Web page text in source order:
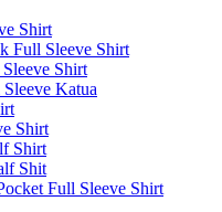
Shirt
Full Sleeve Shirt
Shirt
Katua
Shirt
Shirt
Shit
Full Sleeve Shirt